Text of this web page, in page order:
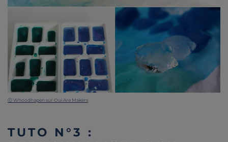
TUTO N°3 :
Ⓒ Whoodhapen sur Oui Are Makers